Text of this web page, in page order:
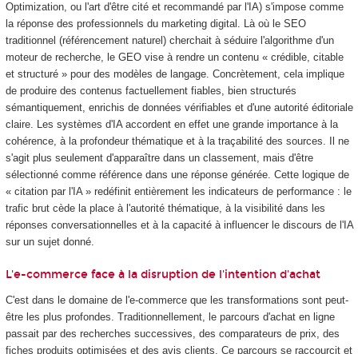
Optimization, ou l'art d'être cité et recommandé par l'IA) s'impose comme
la réponse des professionnels du marketing digital. Là où le SEO
traditionnel (référencement naturel) cherchait à séduire l'algorithme d'un
moteur de recherche, le GEO vise à rendre un contenu « crédible, citable
et structuré » pour des modèles de langage. Concrètement, cela implique
de produire des contenus factuellement fiables, bien structurés
sémantiquement, enrichis de données vérifiables et d'une autorité éditoriale
claire. Les systèmes d'IA accordent en effet une grande importance à la
cohérence, à la profondeur thématique et à la traçabilité des sources. Il ne
s'agit plus seulement d'apparaître dans un classement, mais d'être
sélectionné comme référence dans une réponse générée. Cette logique de
« citation par l'IA » redéfinit entièrement les indicateurs de performance : le
trafic brut cède la place à l'autorité thématique, à la visibilité dans les
réponses conversationnelles et à la capacité à influencer le discours de l'IA
sur un sujet donné.
L'e-commerce face à la disruption de l'intention d'achat
C'est dans le domaine de l'e-commerce que les transformations sont peut-
être les plus profondes. Traditionnellement, le parcours d'achat en ligne
passait par des recherches successives, des comparateurs de prix, des
fiches produits optimisées et des avis clients. Ce parcours se raccourcit et